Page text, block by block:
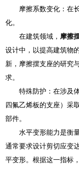
摩擦系数变化：在
化。
在建筑领域， 摩擦
设计中，以提高建筑物
新，摩擦摆支座的研究
求。
特殊防护：在涉及
四氟乙烯板的支座）采
部件。
水平变形能力是衡
通常要求设计剪切应变
平变形。根据这一指标